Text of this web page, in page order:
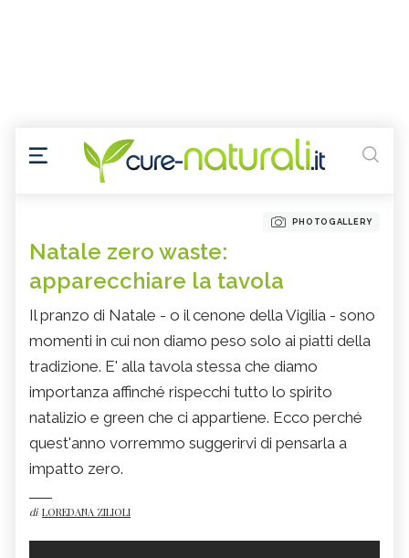
PHOTOGALLERY
Natale zero waste:
apparecchiare la tavola
Il pranzo di Natale - o il cenone della Vigilia - sono
momenti in cui non diamo peso solo ai piatti della
tradizione. E' alla tavola stessa che diamo
importanza affinché rispecchi tutto lo spirito
natalizio e green che ci appartiene. Ecco perché
quest'anno vorremmo suggerirvi di pensarla a
impatto zero.
di LOREDANA ZILIOLI